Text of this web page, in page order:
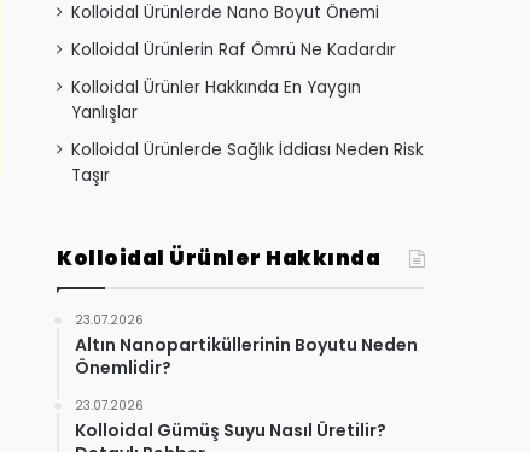
Kolloidal Ürünlerde Nano Boyut Önemi
Kolloidal Ürünlerin Raf Ömrü Ne Kadardır
Kolloidal Ürünler Hakkında En Yaygın
Yanlışlar
Kolloidal Ürünlerde Sağlık İddiası Neden Risk
Taşır
Kolloidal Ürünler Hakkında
23.07.2026
Altın Nanopartiküllerinin Boyutu Neden
Önemlidir?
23.07.2026
Kolloidal Gümüş Suyu Nasıl Üretilir?